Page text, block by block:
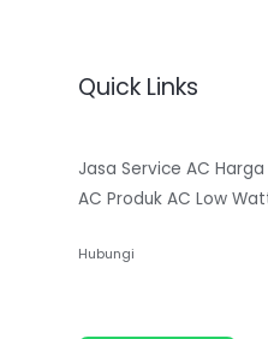
Quick Links
Jasa Service AC Harga
AC Produk AC Low
Hubungi